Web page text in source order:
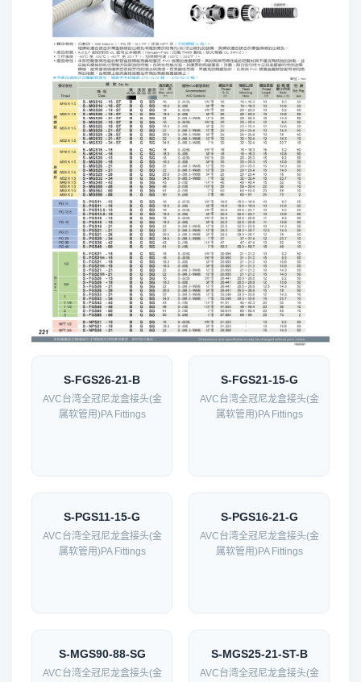
S-FGS26-21-B
AVC台湾全冠尼龙盒接头(金
属软管用)PA Fittings
S-FGS21-15-G
AVC台湾全冠尼龙盒接头(金
属软管用)PA Fittings
S-PGS11-15-G
AVC台湾全冠尼龙盒接头(金
属软管用)PA Fittings
S-PGS16-21-G
AVC台湾全冠尼龙盒接头(金
属软管用)PA Fittings
S-MGS90-88-SG
AVC台湾全冠尼龙盒接头(金
S-MGS25-21-ST-B
AVC台湾全冠尼龙盒接头(金